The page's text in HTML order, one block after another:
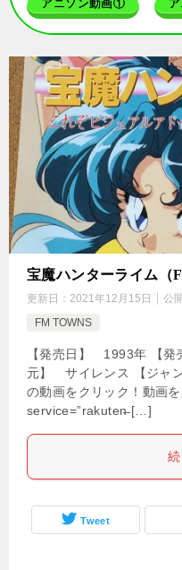
アニソン動画①
宝魔ハンターライム（
更新日： 2021年12月15日 公
FM TOWNS
【発売日】 1993年 【
元】 サイレンス 【ジャ
の動画をクリック！動画
service=”rakuten̶ […]
Tweet